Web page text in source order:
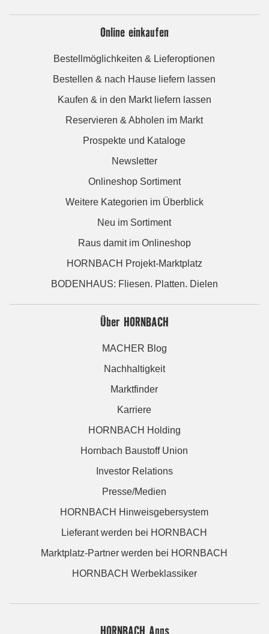
Online einkaufen
Bestellmöglichkeiten & Lieferoptionen
Bestellen & nach Hause liefern lassen
Kaufen & in den Markt liefern lassen
Reservieren & Abholen im Markt
Prospekte und Kataloge
Newsletter
Onlineshop Sortiment
Weitere Kategorien im Überblick
Neu im Sortiment
Raus damit im Onlineshop
HORNBACH Projekt-Marktplatz
BODENHAUS: Fliesen. Platten. Dielen
Über HORNBACH
MACHER Blog
Nachhaltigkeit
Marktfinder
Karriere
HORNBACH Holding
Hornbach Baustoff Union
Investor Relations
Presse/Medien
HORNBACH Hinweisgebersystem
Lieferant werden bei HORNBACH
Marktplatz-Partner werden bei HORNBACH
HORNBACH Werbeklassiker
HORNBACH Apps